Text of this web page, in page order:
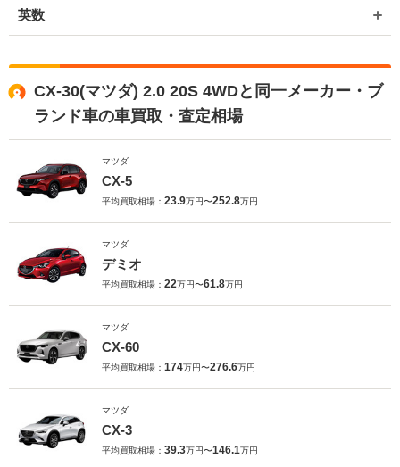
英数
CX-30(マツダ) 2.0 20S 4WDと同一メーカー・ブ
ランド車の車買取・査定相場
マツダ
CX-5
平均買取相場： 23.9万円〜252.8万円
マツダ
デミオ
平均買取相場： 22万円〜61.8万円
マツダ
CX-60
平均買取相場： 174万円〜276.6万円
マツダ
CX-3
平均買取相場： 39.3万円〜146.1万円